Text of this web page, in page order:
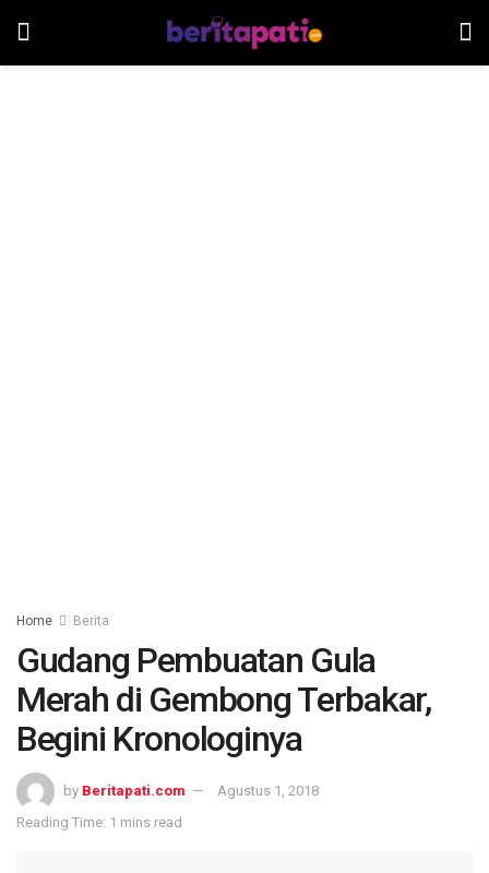
Home Berita
Gudang Pembuatan Gula
Merah di Gembong Terbakar,
Begini Kronologinya
by Beritapati.com
Agustus 1, 2018
Reading Time: 1 mins read